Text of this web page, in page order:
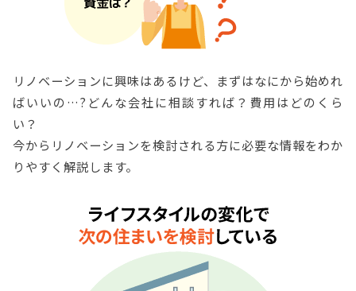
リノベーションに興味はあるけど、まずはなにから始めれ
ばいいの…?どんな会社に相談すれば？費用はどのくら
い？
今からリノベーションを検討される方に必要な情報をわか
りやすく解説します。